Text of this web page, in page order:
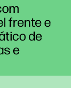
frente e
de
e